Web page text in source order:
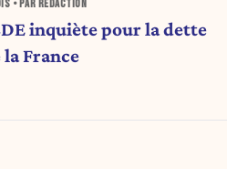
• PAR RÉDACTION
inquiète pour la dette
France